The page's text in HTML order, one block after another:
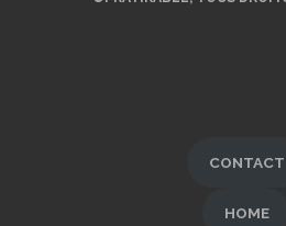
CONTACT
HOME